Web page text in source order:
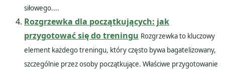
siłowego....
Rozgrzewka dla początkujących: jak
przygotować się do treningu Rozgrzewka to kluczowy
element każdego treningu, który często bywa bagatelizowany,
szczególnie przez osoby początkujące. Właściwe przygotowanie